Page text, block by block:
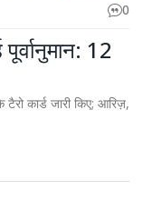
0
12
कार्ड जारी किए; आरिज़,